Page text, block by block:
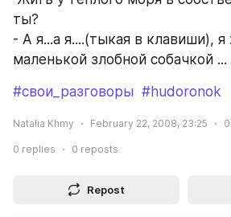
ты?
- А я...а я....(тыкая в клавиши), я
маленькой злобной собачкой ...
#свои_разговоры #hudoronok
Natalia Khmy February 22, 2008, 23:25 0
0 replies 0 reposts
Repost